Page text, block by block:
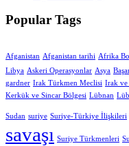
Popular Tags
Afganistan Afganistan tarihi Afrika
Libya Askeri Operasyonlar Asya
gardner Irak Türkmen Meclisi Irak ve
Kerkük ve Sincar Bölgesi Lübnan
Sudan suriye Suriye-Türkiye İlişkileri
savaşı Suriye Türkmenleri